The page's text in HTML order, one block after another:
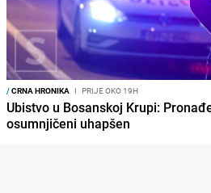
/CRNA HRONIKA I PRIJE OKO 19H
Ubistvo u Bosanskoj Krupi:
osumnjičeni uhapšen